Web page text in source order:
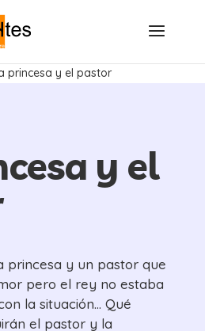
princesa y el pastor
y el
princesa y un pastor que
pero el rey no estaba
la situación… Qué
el pastor y la